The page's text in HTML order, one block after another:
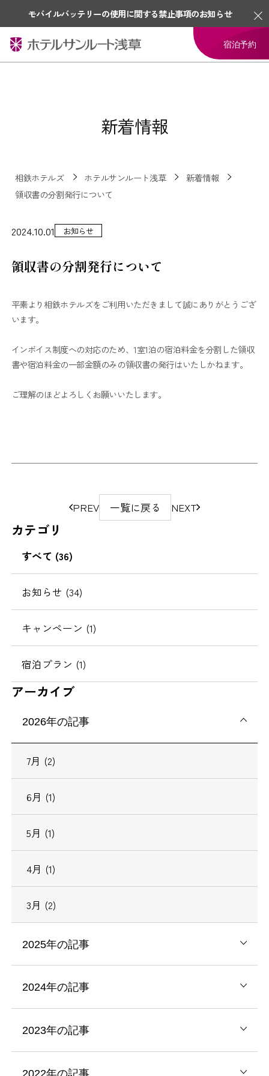
モバイルバッテリーの使用に関する禁止事項のお知らせ
宿泊予約
新着情報
相鉄ホテルズ ホテルサンルート浅草
新着情報
領収書の分割発行について
2024.10.01 お知らせ
領収書の分割発行について
平素より相鉄ホテルズをご利用いただきまして誠にありがとうござ
います。
インボイス制度への対応のため、1室1泊の宿泊料金を分割した領収
書や宿泊料金の一部金額のみの領収書の発行はいたしかねます。
ご理解のほどよろしくお願いいたします。
ジ
動
PREV 一覧に戻る NEXT
カテゴリ
すべて (36)
お知らせ (34)
キャンペーン (1)
宿泊プラン (1)
アーカイブ
2026年の記事
7月 (2)
6月 (1)
5月 (1)
4月 (1)
3月 (2)
2025年の記事
2024年の記事
2023年の記事
2022年の記事